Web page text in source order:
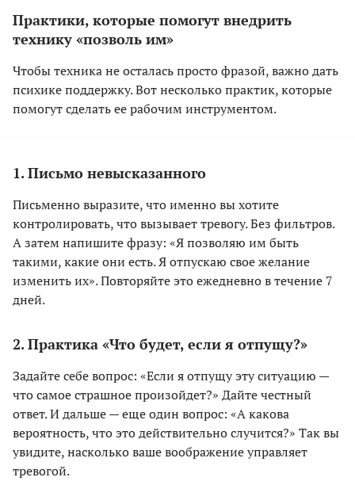
Практики, которые помогут внедрить
технику «позволь им»
Чтобы техника не осталась просто фразой, важно дать
психике поддержку. Вот несколько практик, которые
помогут сделать ее рабочим инструментом.
1. Письмо невысказанного
Письменно выразите, что именно вы хотите
контролировать, что вызывает тревогу. Без фильтров.
А затем напишите фразу: «Я позволяю им быть
такими, какие они есть. Я отпускаю свое желание
изменить их». Повторяйте это ежедневно в течение 7
дней.
2. Практика «Что будет, если я отпущу?»
Задайте себе вопрос: «Если я отпущу эту ситуацию —
что самое страшное произойдет?» Дайте честный
ответ. И дальше — еще один вопрос: «А какова
вероятность, что это действительно случится?» Так вы
увидите, насколько ваше воображение управляет
тревогой.